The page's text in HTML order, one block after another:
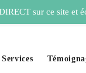
Services
sur ce site et